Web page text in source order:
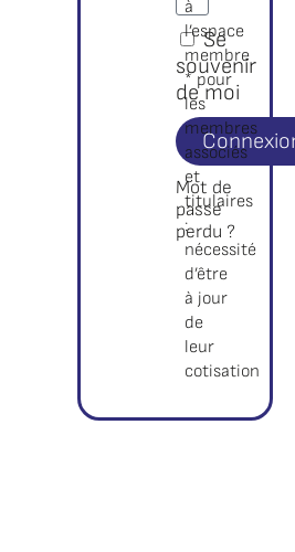
Se
souvenir
de moi
Mot de
passe
perdu ?
à
l’espace
membre
* pour
les
membres
associés
et
titulaires
:
nécessité
d’être
à jour
de
leur
cotisation